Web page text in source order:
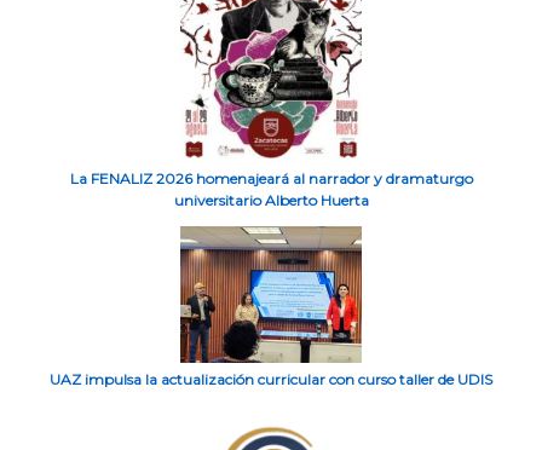
La FENALIZ 2026 homenajeará al narrador y dramaturgo
universitario Alberto Huerta
UAZ impulsa la actualización curricular con curso taller de UDIS